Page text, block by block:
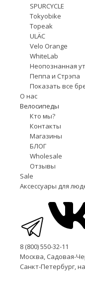
SPURCYCLE
Tokyobike
Topeak
ULÄC
Velo Orange
WhiteLab
Неопознанная
Пеппа и Стрэпа
Показать все
О нас
Велосипеды
Кто мы?
Контакты
Магазины
БЛОГ
Wholesale
Отзывы
Sale
Аксессуары для
8 (800) 550-32-11
Москва, Садовая-
Санкт-Петербург,